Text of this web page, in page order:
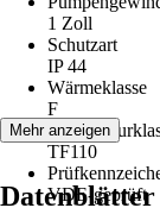
1 Zoll
Schutzart
IP 44
Wärmeklasse
F
TF110
VDE-geprüft
Mehr anzeigen
Datenblätter